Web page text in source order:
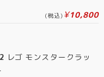
(税込) ¥10,800
レゴ モンスタークラッ